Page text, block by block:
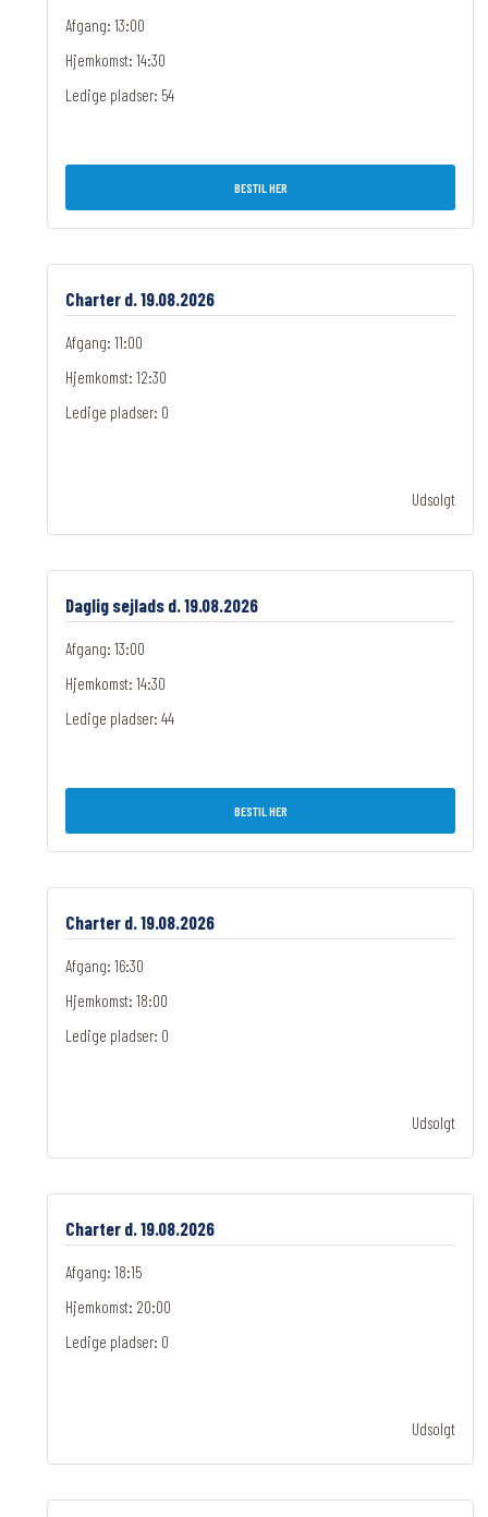
Afgang: 13:00
Hjemkomst: 14:30
Ledige pladser: 54
BESTIL HER
Charter d. 19.08.2026
Afgang: 11:00
Hjemkomst: 12:30
Ledige pladser: 0
Udsolgt
Daglig sejlads d. 19.08.2026
Afgang: 13:00
Hjemkomst: 14:30
Ledige pladser: 44
BESTIL HER
Charter d. 19.08.2026
Afgang: 16:30
Hjemkomst: 18:00
Ledige pladser: 0
Udsolgt
Charter d. 19.08.2026
Afgang: 18:15
Hjemkomst: 20:00
Ledige pladser: 0
Udsolgt